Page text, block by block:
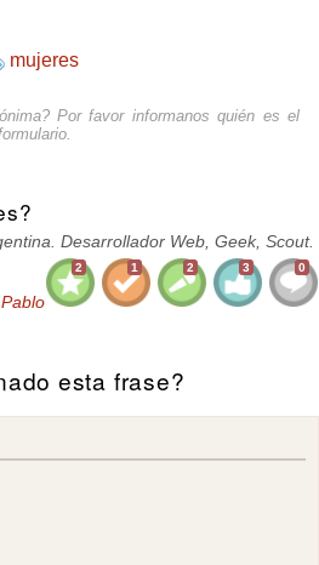
mujeres
Por favor informanos quién es el
.
Desarrollador Web, Geek, Scout.
2 1 2 3 0
Pablo
esta frase?